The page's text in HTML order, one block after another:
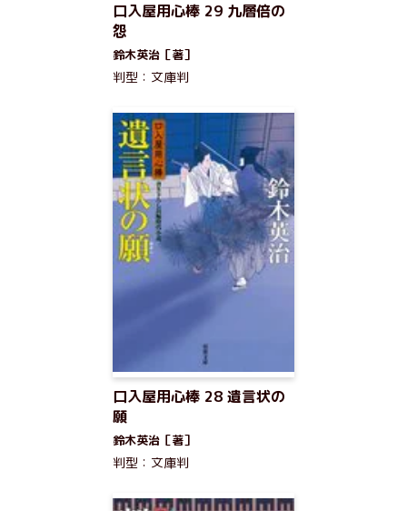
口入屋用心棒 29 九層倍の
怨
鈴木英治［著］
判型：文庫判
口入屋用心棒 28 遺言状の
願
鈴木英治［著］
判型：文庫判